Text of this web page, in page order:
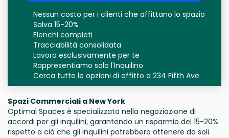
Nessun costo per i clienti che affittano lo spazio
Salva 15-20%
Elenchi completi
Tracciabilità consolidata
Lavora esclusivamente per te
Rappresentiamo solo l'Inquilino
Cerca tutte le opzioni di affitto a 234 Fifth Ave
Spazi Commerciali a New York
Optimal Spaces è specializzata nella negoziazione di
accordi per gli inquilini, garantendo un risparmio del 15-20%
rispetto a ciò che gli inquilini potrebbero ottenere da soli.